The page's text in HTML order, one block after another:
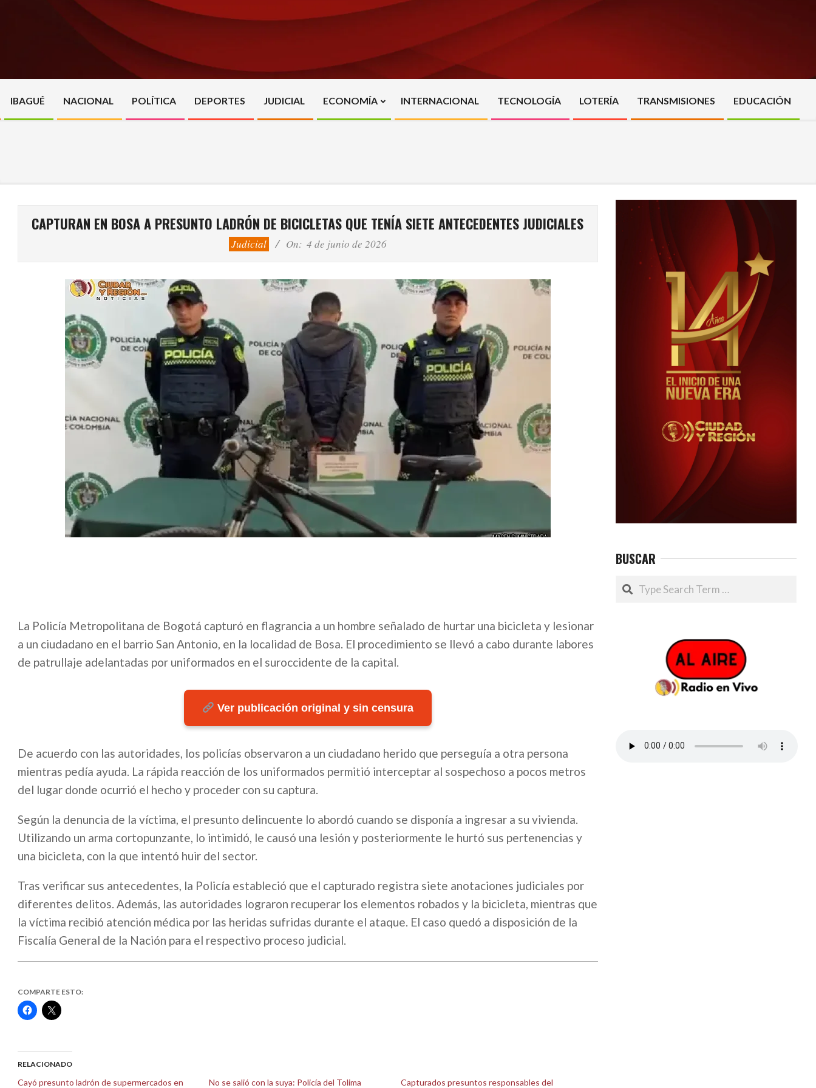
Primary
Navigation
IBAGUÉ NACIONAL POLÍTICA DEPORTES JUDICIAL ECONOMÍA INTERNACIONAL TECNOLOGÍA LOTERÍA TRANSMISIONES EDUCACIÓN
CAPTURAN EN BOSA A PRESUNTO LADRÓN DE BICICLETAS QUE TENÍA SIETE ANTECEDENTES JUDICIALES
Judicial On: 4 de junio de 2026
La Policía Metropolitana de Bogotá capturó en flagrancia a un hombre señalado de hurtar una bicicleta y lesionar
a un ciudadano en el barrio San Antonio, en la localidad de Bosa. El procedimiento se llevó a cabo durante labores
de patrullaje adelantadas por uniformados en el suroccidente de la capital.
Ver publicación original y sin censura
De acuerdo con las autoridades, los policías observaron a un ciudadano herido que perseguía a otra persona
mientras pedía ayuda. La rápida reacción de los uniformados permitió interceptar al sospechoso a pocos metros
del lugar donde ocurrió el hecho y proceder con su captura.
Según la denuncia de la víctima, el presunto delincuente lo abordó cuando se disponía a ingresar a su vivienda.
Utilizando un arma cortopunzante, lo intimidó, le causó una lesión y posteriormente le hurtó sus pertenencias y
una bicicleta, con la que intentó huir del sector.
Tras verificar sus antecedentes, la Policía estableció que el capturado registra siete anotaciones judiciales por
diferentes delitos. Además, las autoridades lograron recuperar los elementos robados y la bicicleta, mientras que
la víctima recibió atención médica por las heridas sufridas durante el ataque. El caso quedó a disposición de la
Fiscalía General de la Nación para el respectivo proceso judicial.
COMPARTE ESTO:
Haz
clic
(Se
abre
una
Haz
clic
(Se
abre
una
RELACIONADO
Cayó presunto ladrón de supermercados en
No se salió con la suya: Policía del Tolima
Capturados presuntos responsables del
BUSCAR
Search